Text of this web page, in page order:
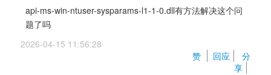
api-ms-win-ntuser-sysparams-l1-1-0.dll有方法解决这个问
题了吗
2026-04-15 11:56:28
赞
回应
分
享